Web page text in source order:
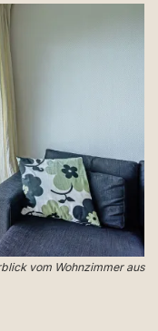
vom Wohnzimmer aus